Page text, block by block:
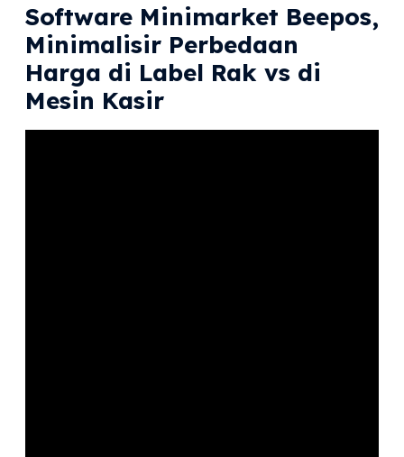
Software Minimarket Beepos,
Minimalisir Perbedaan
Harga di Label Rak vs di
Mesin Kasir